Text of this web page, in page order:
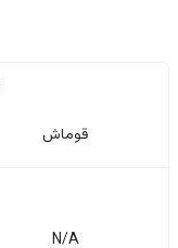
قوماش
N/A